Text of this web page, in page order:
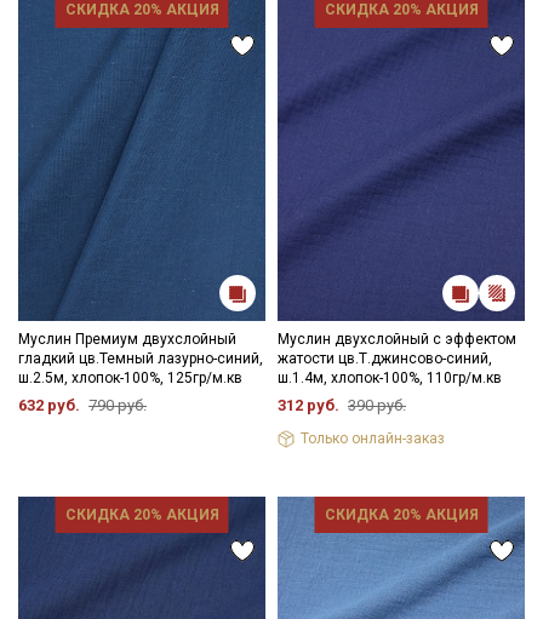
СКИДКА 20% АКЦИЯ
Муслин Премиум двухслойный
гладкий цв.Темный лазурно-синий,
ш.2.5м, хлопок-100%, 125гр/м.кв
632 руб. 790 руб.
СКИДКА 20% АКЦИЯ
Муслин двухслойный с эффектом
жатости цв.Т.джинсово-синий,
ш.1.4м, хлопок-100%, 110гр/м.кв
312 руб. 390 руб.
Только онлайн-заказ
СКИДКА 20% АКЦИЯ СКИДКА 20% АКЦИЯ